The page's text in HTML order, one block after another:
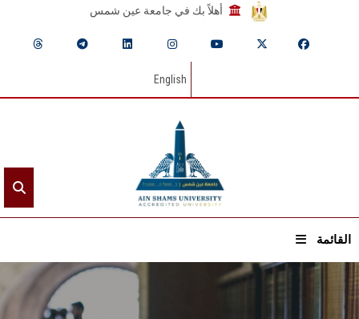
أهلاً بك في جامعة عين شمس
English
القائمة
الرئيسيـة